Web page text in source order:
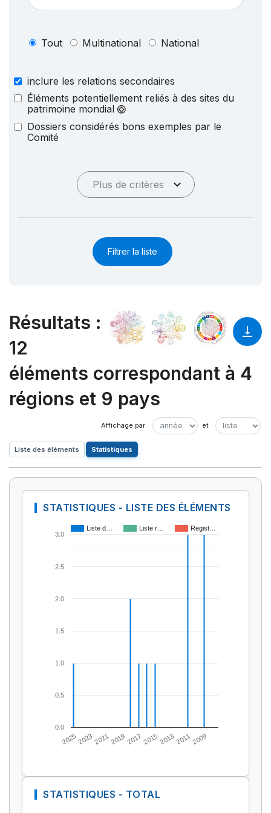
Tout Multinational National
inclure les relations secondaires
Éléments potentiellement reliés à des sites du
patrimoine mondial
Dossiers considérés bons exemples par le
Comité
Plus de critères
Filtrer la liste
Résultats :
12
éléments correspondant à 4
régions et 9 pays
Liste des éléments Statistiques
STATISTIQUES - LISTE DES ÉLÉMENTS
Liste d… Liste r… Regist…
20252023202120192017 2015201320112009
0.0
0.5
1.0
1.5
2.0
2.5
3.0
STATISTIQUES - TOTAL